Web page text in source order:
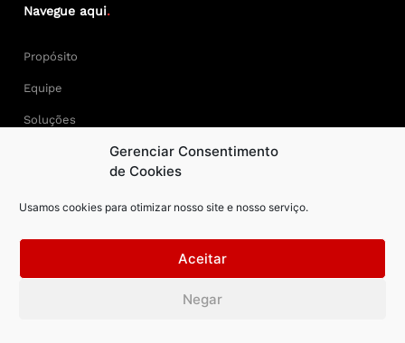
Gerenciar Consentimento
de Cookies
Usamos cookies para otimizar nosso site e nosso serviço.
Aceitar
Negar
Navegue aqui.
Propósito
Equipe
Soluções
Central Press – todos os direitos reservados. Developer: